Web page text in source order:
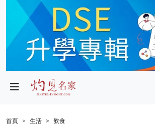
政局
財經
首頁 生活
飲食